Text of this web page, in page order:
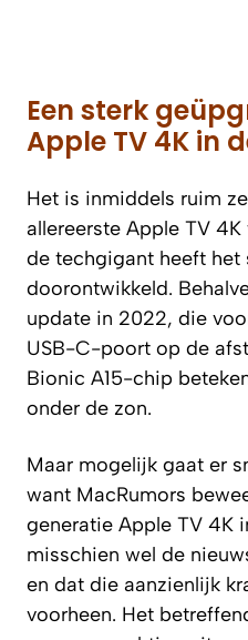
Een sterk
Apple TV 4K in
Het is inmiddels ruim
allereerste Apple TV
de techgigant heeft
doorontwikkeld.
update in 2022, die
USB-C-poort op de
Bionic A15-chip
onder de zon.
Maar mogelijk gaat er
want MacRumors
generatie Apple TV 4K
misschien wel de
en dat die aanzienlijk
voorheen. Het